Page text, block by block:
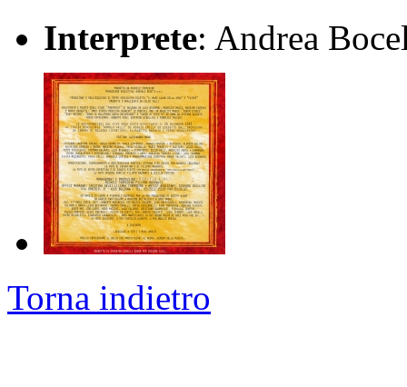
Interprete: Andrea
Torna indietro